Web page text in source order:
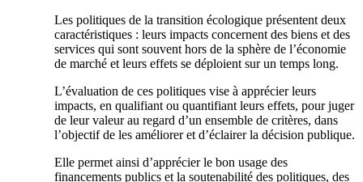
Les politiques de la transition écologique présentent deux
caractéristiques : leurs impacts concernent des biens et des
services qui sont souvent hors de la sphère de l’économie
de marché et leurs effets se déploient sur un temps long.
L’évaluation de ces politiques vise à apprécier leurs
impacts, en qualifiant ou quantifiant leurs effets, pour juger
de leur valeur au regard d’un ensemble de critères, dans
l’objectif de les améliorer et d’éclairer la décision publique.
Elle permet ainsi d’apprécier le bon usage des
financements publics et la soutenabilité des politiques, des